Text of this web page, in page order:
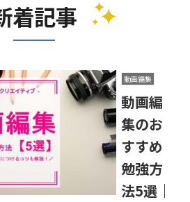
着記事
動画編集
動画編
集のお
すすめ
勉強方
法5選｜